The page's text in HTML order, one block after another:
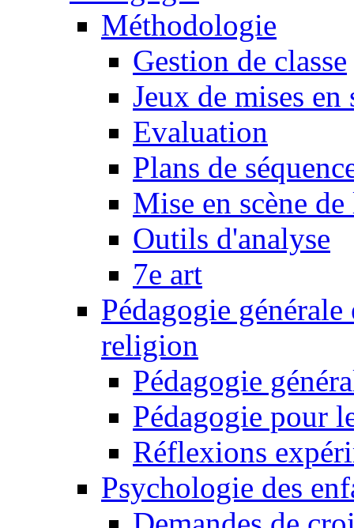
Méthodologie
Gestion de classe
Jeux de mises
Evaluation
Plans de
Mise en scène
Outils d'analyse
7e art
Pédagogie
religion
Pédagogie
Pédagogie pour
Réflexions
Psychologie des